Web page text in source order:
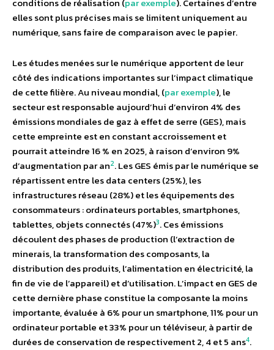
conditions de réalisation (par exemple). Certaines d’entre
elles sont plus précises mais se limitent uniquement au
numérique, sans faire de comparaison avec le papier.
Les études menées sur le numérique apportent de leur
côté des indications importantes sur l’impact climatique
de cette filière. Au niveau mondial, (par exemple), le
secteur est responsable aujourd’hui d’environ 4% des
émissions mondiales de gaz à effet de serre (GES), mais
cette empreinte est en constant accroissement et
pourrait atteindre 16 % en 2025, à raison d’environ 9%
d’augmentation par an2. Les GES émis par le numérique se
répartissent entre les data centers (25%), les
infrastructures réseau (28%) et les équipements des
consommateurs : ordinateurs portables, smartphones,
tablettes, objets connectés (47%)3. Ces émissions
découlent des phases de production (l’extraction de
minerais, la transformation des composants, la
distribution des produits, l’alimentation en électricité, la
fin de vie de l’appareil) et d’utilisation. L’impact en GES de
cette dernière phase constitue la composante la moins
importante, évaluée à 6% pour un smartphone, 11% pour un
ordinateur portable et 33% pour un téléviseur, à partir de
durées de conservation de respectivement 2, 4 et 5 ans4.